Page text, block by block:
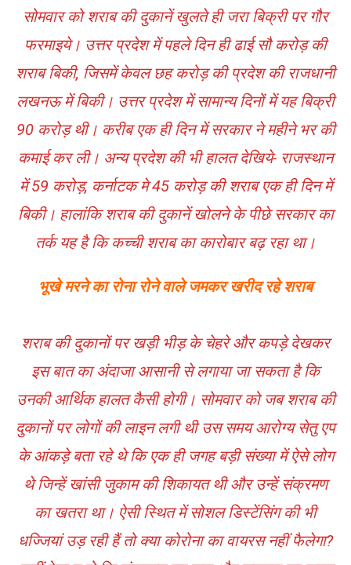
सोमवार को शराब की दुकानें खुलते ही जरा बिक्री पर गौर
फरमाइये। उत्तर प्रदेश में पहले दिन ही ढाई सौ करोड़ की
शराब बिकी, जिसमें केवल छह करोड़ की प्रदेश की राजधानी
लखनऊ में बिकी। उत्तर प्रदेश में सामान्य दिनों में यह बिक्री
90 करोड़ थी। करीब एक ही दिन में सरकार ने महीने भर की
कमाई कर ली। अन्य प्रदेश की भी हालत देखिये- राजस्थान
में 59 करोड़, कर्नाटक मे 45 करोड़ की शराब एक ही दिन में
बिकी। हालांकि शराब की दुकानें खोलने के पीछे सरकार का
तर्क यह है कि कच्ची शराब का कारोबार बढ़ रहा था।
भूखे मरने का रोना रोने वाले जमकर खरीद रहे शराब
शराब की दुकानों पर खड़ी भीड़ के चेहरे और कपड़े देखकर
इस बात का अंदाजा आसानी से लगाया जा सकता है कि
उनकी आर्थिक हालत कैसी होगी। सोमवार को जब शराब की
दुकानों पर लोगों की लाइन लगी थी उस समय आरोग्य सेतु एप
के आंकड़े बता रहे थे कि एक ही जगह बड़ी संख्या में ऐसे लोग
थे जिन्हें खांसी जुकाम की शिकायत थी और उन्हें संक्रमण
का खतरा था। ऐसी स्थित में सोशल डिस्टेंसिंग की भी
धज्जियां उड़ रही हैं तो क्या कोरोना का वायरस नहीं फैलेगा?